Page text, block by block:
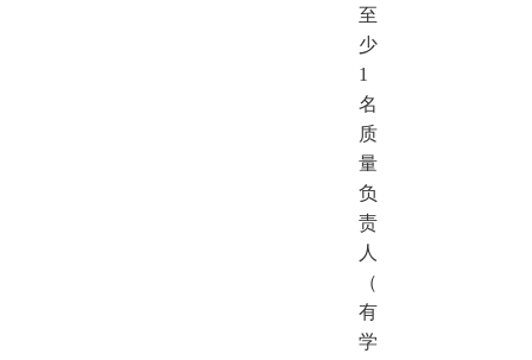
至
少
1
名
质
量
负
责
人
（
有
学